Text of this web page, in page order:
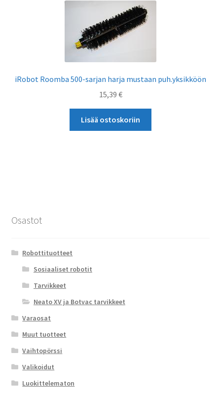
iRobot Roomba 500-sarjan harja mustaan puh.yksikköön
15,39 €
Lisää ostoskoriin
Osastot
Robottituotteet
Sosiaaliset robotit
Tarvikkeet
Neato XV ja Botvac tarvikkeet
Varaosat
Muut tuotteet
Vaihtopörssi
Valikoidut
Luokittelematon